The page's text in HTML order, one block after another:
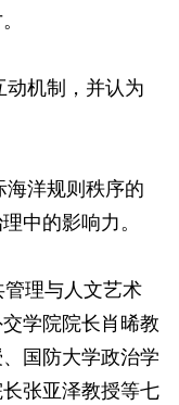
机制，并认为
洋规则秩序的
中的影响力。
理与人文艺术
学院院长肖晞教
国防大学政治学
张亚泽教授等七